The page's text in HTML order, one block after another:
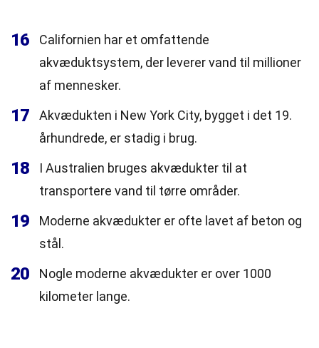
16
Californien har et omfattende
akvæduktsystem, der leverer vand til millioner
af mennesker.
17
Akvædukten i New York City, bygget i det 19.
århundrede, er stadig i brug.
18
I Australien bruges akvædukter til at
transportere vand til tørre områder.
19
Moderne akvædukter er ofte lavet af beton og
stål.
20
Nogle moderne akvædukter er over 1000
kilometer lange.